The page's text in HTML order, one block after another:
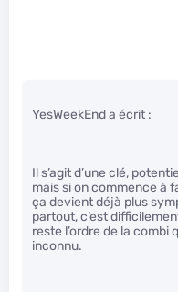
YesWeekEnd a écrit :
Il s’agit d’une clé,
mais si on commence à
ça devient déjà plus
partout, c’est
reste l’ordre de la combi
inconnu.